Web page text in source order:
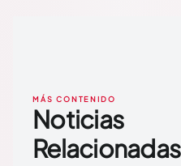
MÁS CONTENIDO
Noticias
Relacionadas